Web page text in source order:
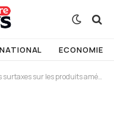
ECONOMIE
sur les produits américains